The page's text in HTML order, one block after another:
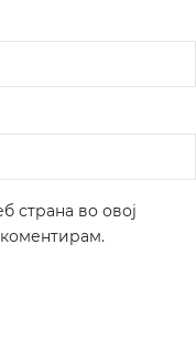
страна во овој